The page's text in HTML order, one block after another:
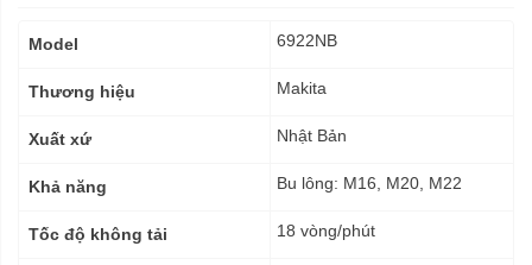
kỹ
Model 6922NB
Thương hiệu Makita
Xuất xứ Nhật Bản
Khả năng Bu lông: M16, M20, M22
Tốc độ không tải 18 vòng/phút